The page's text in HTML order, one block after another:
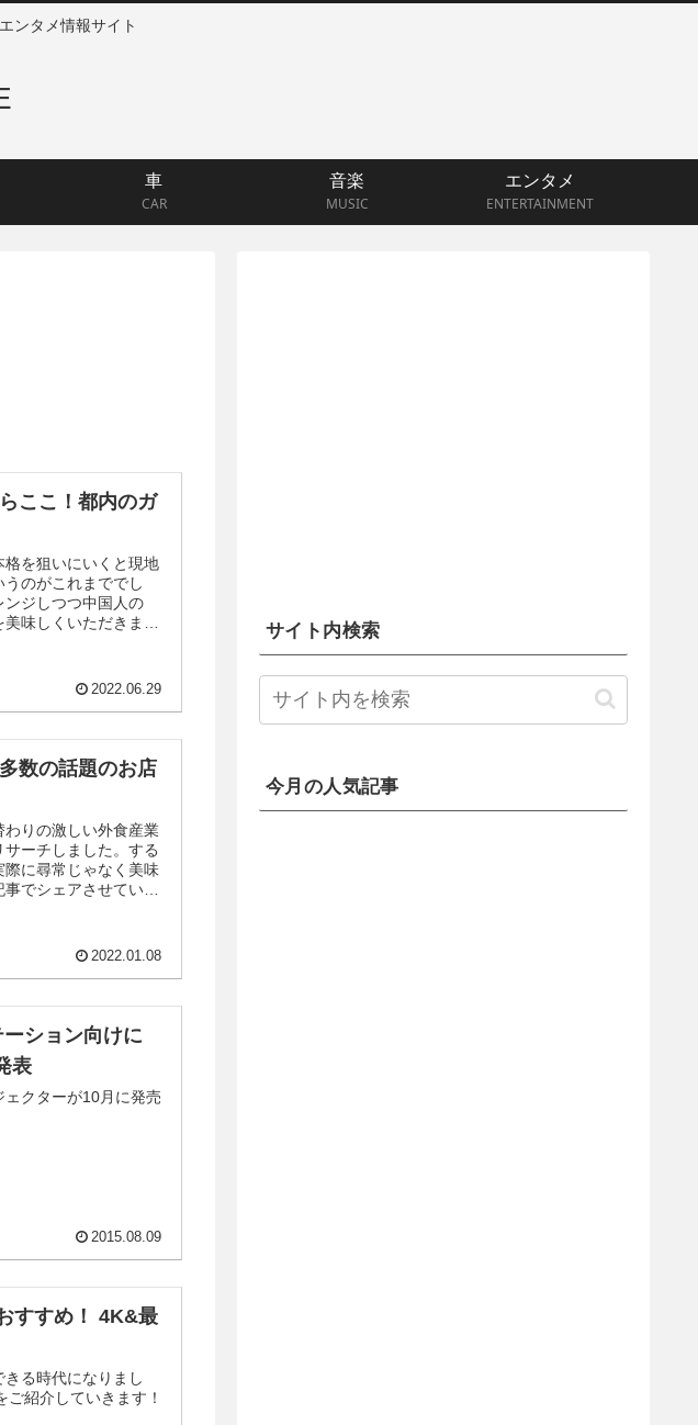
ンタメ情報サイト
車
CAR
音楽
MUSIC
エンタメ
ENTERTAINMENT
ここ！都内のガ
を狙いにいくと現地
のがこれまででし
ジしつつ中国人の
味しくいただきまし
2022.06.29
数の話題のお店
りの激しい外食産業
ーチしました。する
に尋常じゃなく美味
でシェアさせていた
2022.01.08
ション向けに
表
クターが10月に発売
2015.08.09
すすめ！ 4K&最
る時代になりまし
紹介していきます！
サイト内検索
今月の人気記事